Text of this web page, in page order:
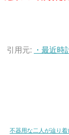
引用元:
・最近
不器用な二人が辿り